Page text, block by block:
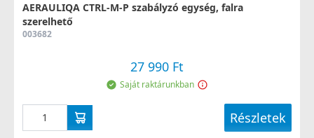
AERAULIQA CTRL-M-P szabályzó egység, falra
szerelhető
003682
27 990 Ft
Saját raktárunkban
Részletek